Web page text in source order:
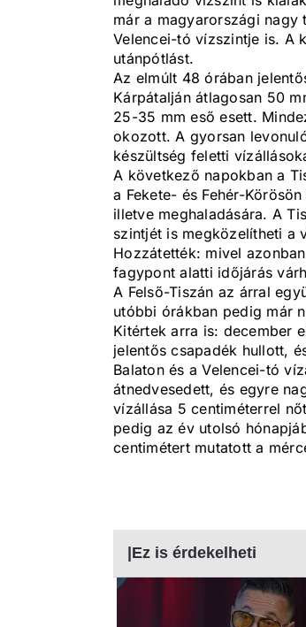
már a magyarországi nagy
Velencei-tó vízszintje is. A
utánpótlást.
Az elmúlt 48 órában
Kárpátalján átlagosan 50
25-35 mm eső esett.
okozott. A gyorsan
készültség feletti
A következő napokban a
a Fekete- és Fehér-
illetve meghaladására. A
szintjét is megközelítheti a
Hozzátették: mivel
fagypont alatti időjárás
A Felső-Tiszán az árral
utóbbi órákban pedig már
Kitértek arra is: december
jelentős csapadék hullott,
Balaton és a Velencei-tó
átnedvesedett, és egyre
vízállása 5 centiméterrel
pedig az év utolsó
centimétert mutatott a